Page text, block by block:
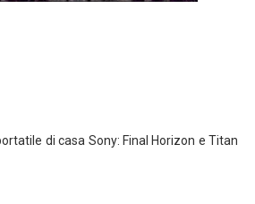
di casa Sony: Final Horizon e Titan